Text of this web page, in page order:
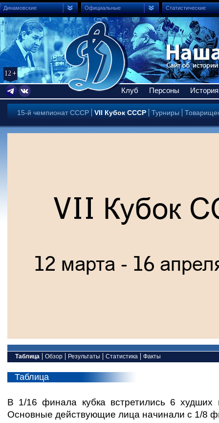
Динамовские Официальные Статистические
Клуб Персоны История
15-й чемпионат СССР VII Кубок СССР Турниры
Таблица
Таблица
В 1/16 финала кубка встретились 6
Основные действующие лица начинали с 1/8
Обзор Результаты Статистика Факты